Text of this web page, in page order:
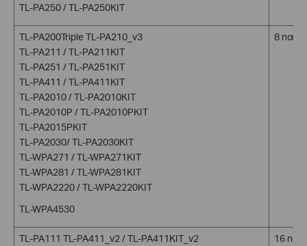
TL-PA250 / TL-PA250KIT
TL-PA200Triple TL-PA210_v3
TL-PA211 / TL-PA211KIT
TL-PA251 / TL-PA251KIT
TL-PA411 / TL-PA411KIT
TL-PA2010 / TL-PA2010KIT
TL-PA2010P / TL-PA2010PKIT
TL-PA2015PKIT
TL-PA2030/ TL-PA2030KIT
TL-WPA271 / TL-WPA271KIT
TL-WPA281 / TL-WPA281KIT
TL-WPA2220 / TL-WPA2220KIT
TL-WPA4530
8
TL-PA111 TL-PA411_v2 / TL-PA411KIT_v2
16